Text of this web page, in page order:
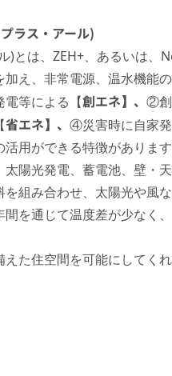
ラス・アール)
)とは、ZEH+、あるいは
え、非常電源、温水機能
等による【創エネ】、 ②創
省エネ】、 ④災害時に自家
用ができる特徴がありま
太陽光発電、蓄電池、壁・
組み合わせ、太陽光や風
を通じて温度差が少なく
た住空間を可能にしてく